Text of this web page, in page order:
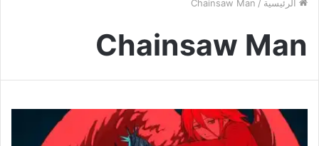
الرئيسية /
Chainsaw Man
Chainsaw Man